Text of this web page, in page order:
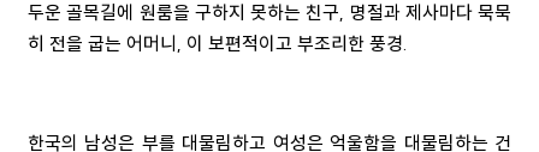
두운 골목길에 원룸을 구하지 못하는 친구, 명절과 제사마다 묵묵
히 전을 굽는 어머니, 이 보편적이고 부조리한 풍경.
한국의 남성은 부를 대물림하고 여성은 억울함을 대물림하는 건